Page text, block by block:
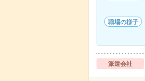
職場の様子
派遣会社